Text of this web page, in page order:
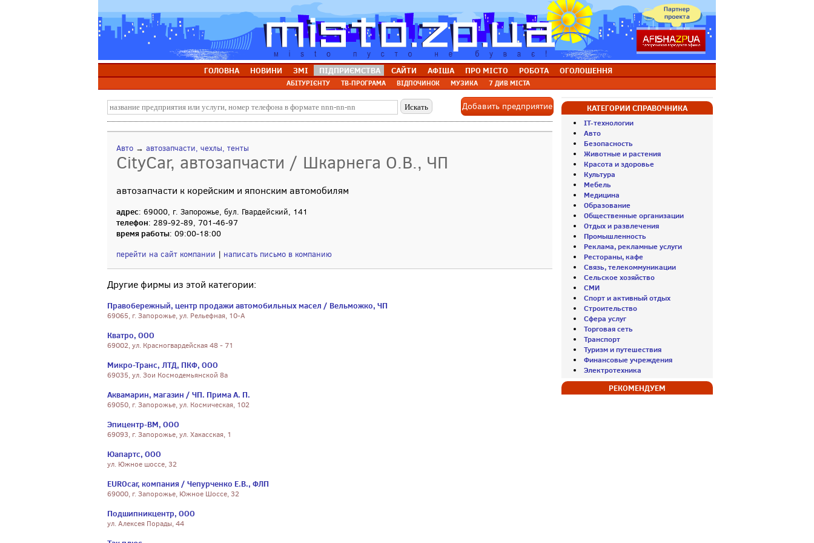
ГОЛОВНА НОВИНИ ЗМІ ПІДПРИЄМСТВА САЙТИ АФІША ПРО МІСТО РОБОТА ОГОЛОШЕННЯ
АБІТУРІЄНТУ ТВ-ПРОГРАМА ВІДПОЧИНОК МУЗИКА 7 ДИВ МІСТА
Добавить предприятие
Авто → автозапчасти, чехлы, тенты
CityCar, автозапчасти / Шкарнега О.В., ЧП
автозапчасти к корейским и японским автомобилям
адрес: 69000, г. Запорожье, бул. Гвардейский, 141
телефон: 289-92-89, 701-46-97
время работы: 09:00-18:00
перейти на сайт компании | написать письмо в компанию
Другие фирмы из этой категории:
Правобережный, центр продажи автомобильных масел / Вельможко, ЧП
69065, г. Запорожье, ул. Рельефная, 10-А
Кватро, ООО
69002, ул. Красногвардейская 48 - 71
Микро-Транс, ЛТД, ПКФ, ООО
69035, ул. Зои Космодемьянской 8а
Аквамарин, магазин / ЧП. Прима А. П.
69050, г. Запорожье, ул. Космическая, 102
Эпицентр-ВМ, ООО
69093, г. Запорожье, ул. Хакасская, 1
Юапартс, ООО
ул. Южное шоссе, 32
EUROcar, компания / Чепурченко Е.В., ФЛП
69000, г. Запорожье, Южное Шоссе, 32
Подшипникцентр, ООО
ул. Алексея Порады, 44
КАТЕГОРИИ СПРАВОЧНИКА
IT-технологии
Авто
Безопасность
Животные и растения
Красота и здоровье
Культура
Мебель
Медицина
Образование
Общественные организации
Отдых и развлечения
Промышленность
Реклама, рекламные услуги
Рестораны, кафе
Связь, телекоммуникации
Сельское хозяйство
СМИ
Спорт и активный отдых
Строительство
Сфера услуг
Торговая сеть
Транспорт
Туризм и путешествия
Финансовые учреждения
Электротехника
РЕКОМЕНДУЕМ